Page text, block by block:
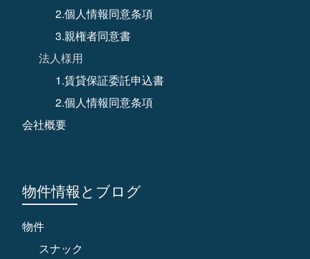
2.個人情報同意条項
3.親権者同意書
法人様用
1.賃貸保証委託申込書
2.個人情報同意条項
会社概要
物件情報とブログ
物件
スナック